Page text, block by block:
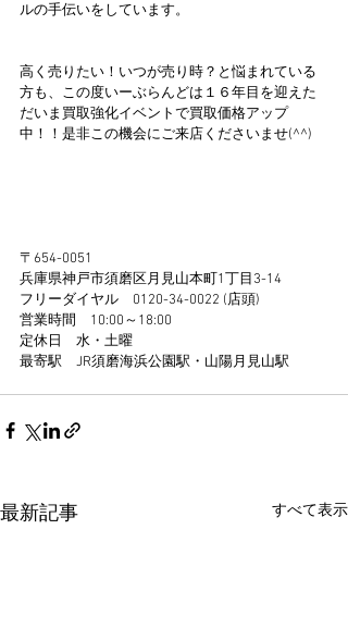
ルの手伝いをしています。
高く売りたい！いつが売り時？と悩まれている
方も、この度いーぶらんどは１６年目を迎えた
だいま買取強化イベントで買取価格アップ
中！！是非この機会にご来店くださいませ(^^)
〒654-0051
兵庫県神戸市須磨区月見山本町1丁目3-14
フリーダイヤル　0120-34-0022 (店頭)
営業時間　10:00～18:00
定休日　水・土曜
最寄駅　JR須磨海浜公園駅・山陽月見山駅
最新記事 すべて表示